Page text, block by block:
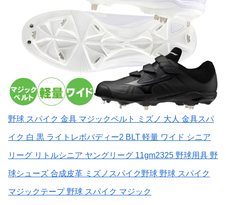
野球 スパイク 金具 マジックベルト ミズノ 大人 金具スパ
イク 白 黒 ライトレボバディー2 BLT 軽量 ワイド シニア
リーグ リトルシニア ヤングリーグ 11gm2325 野球用具 野
球シューズ 合成皮革 ミズノスパイク野球 野球 スパイク
マジックテープ 野球 スパイク マジック